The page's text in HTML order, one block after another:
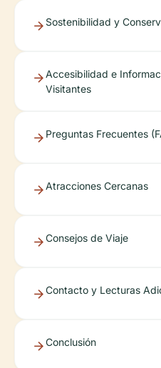
Sostenibilidad y
Accesibilidad e
Visitantes
Preguntas Frecuentes
Atracciones Cercanas
Consejos de Viaje
Contacto y Lecturas
Conclusión